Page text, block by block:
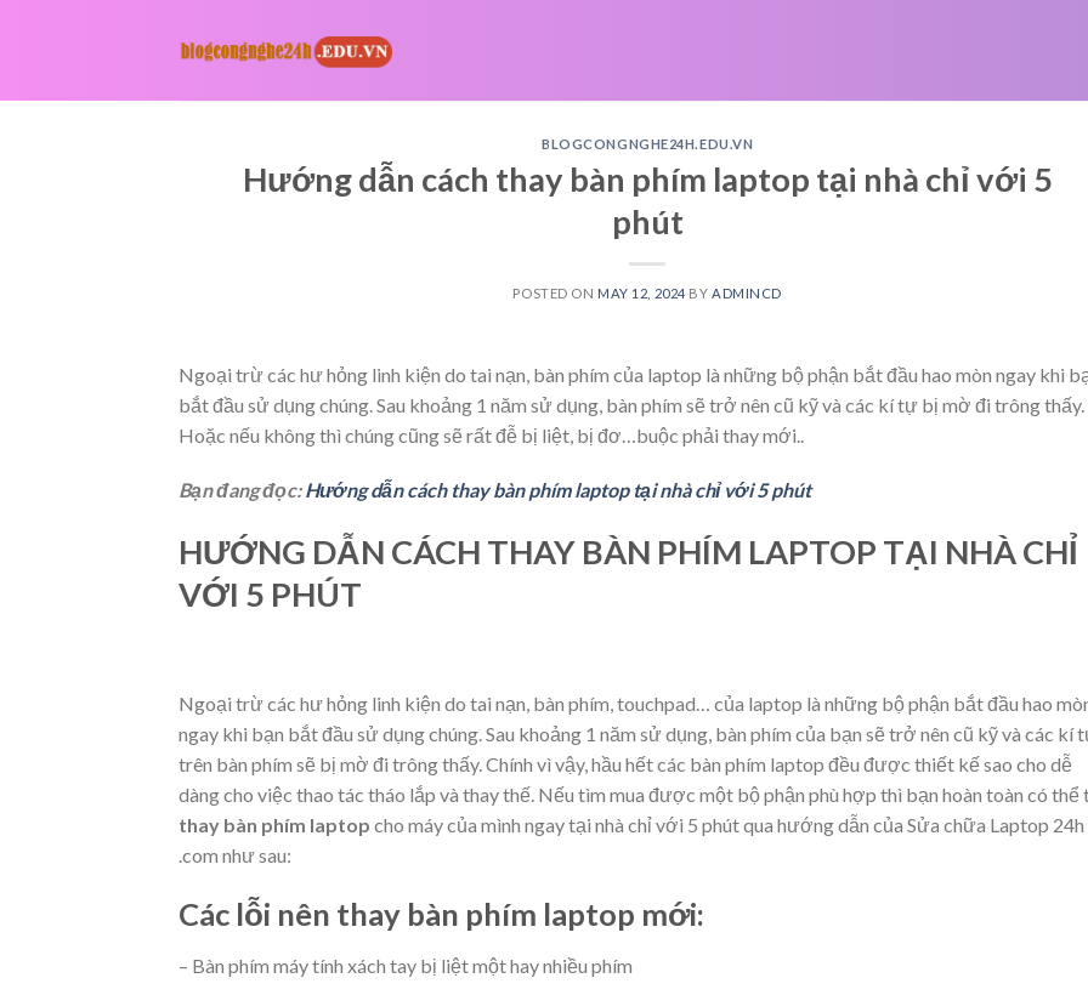
BLOGCONGNGHE24H.EDU.VN
Hướng dẫn cách thay bàn phím laptop tại nhà chỉ với 5
phút
POSTED ON MAY 12, 2024 BY ADMINCD
Ngoại trừ các hư hỏng linh kiện do tai nạn, bàn phím của laptop là những bộ phận bắt đầu hao mòn ngay khi
bắt đầu sử dụng chúng. Sau khoảng 1 năm sử dụng, bàn phím sẽ trở nên cũ kỹ và các kí tự bị mờ đi trông thấy.
Hoặc nếu không thì chúng cũng sẽ rất đễ bị liệt, bị đơ…buộc phải thay mới..
Bạn đang đọc:Hướng dẫn cách thay bàn phím laptop tại nhà chỉ với 5 phút
HƯỚNG DẪN CÁCH THAY BÀN PHÍM LAPTOP TẠI NHÀ CHỈ
VỚI 5 PHÚT
Ngoại trừ các hư hỏng linh kiện do tai nạn, bàn phím, touchpad… của laptop là những bộ phận bắt đầu hao
ngay khi bạn bắt đầu sử dụng chúng. Sau khoảng 1 năm sử dụng, bàn phím của bạn sẽ trở nên cũ kỹ và các kí
trên bàn phím sẽ bị mờ đi trông thấy. Chính vì vậy, hầu hết các bàn phím laptop đều được thiết kế sao cho dễ
dàng cho việc thao tác tháo lắp và thay thế. Nếu tìm mua được một bộ phận phù hợp thì bạn hoàn toàn có thể
thay bàn phím laptop cho máy của mình ngay tại nhà chỉ với 5 phút qua hướng dẫn của Sửa chữa Laptop 24h
.com như sau:
Các lỗi nên thay bàn phím laptop mới:
– Bàn phím máy tính xách tay bị liệtmột hay nhiều phím